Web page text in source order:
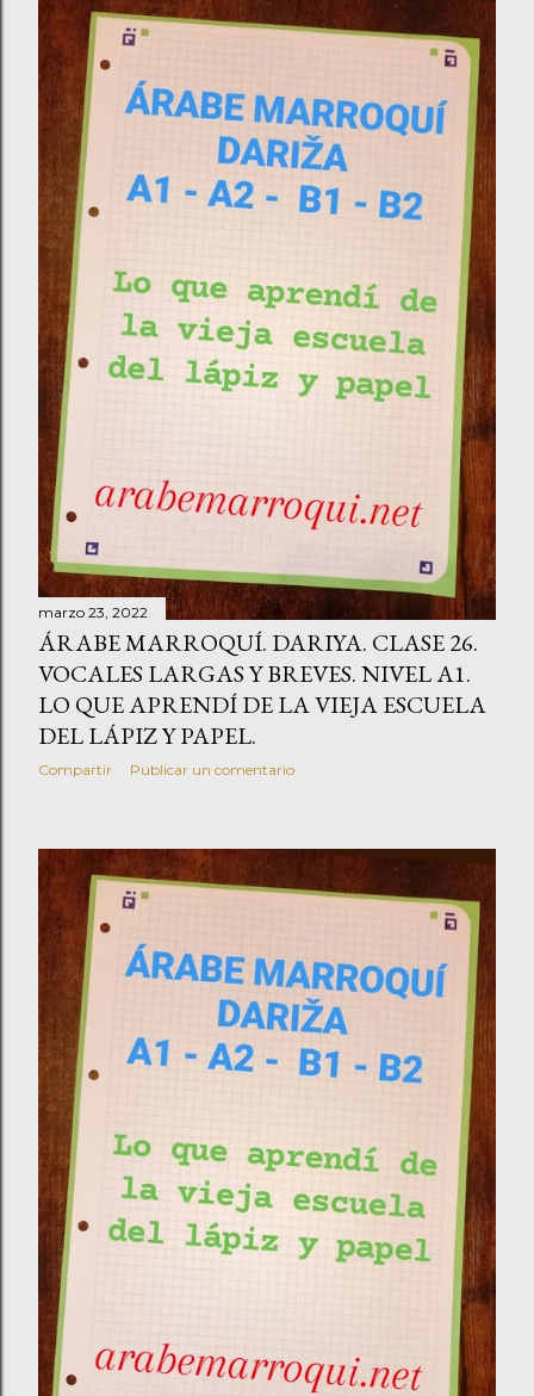
marzo 23, 2022
ÁRABE MARROQUÍ. DARIYA. CLASE 26.
VOCALES LARGAS Y BREVES. NIVEL A1.
LO QUE APRENDÍ DE LA VIEJA ESCUELA
DEL LÁPIZ Y PAPEL.
Compartir Publicar un comentario